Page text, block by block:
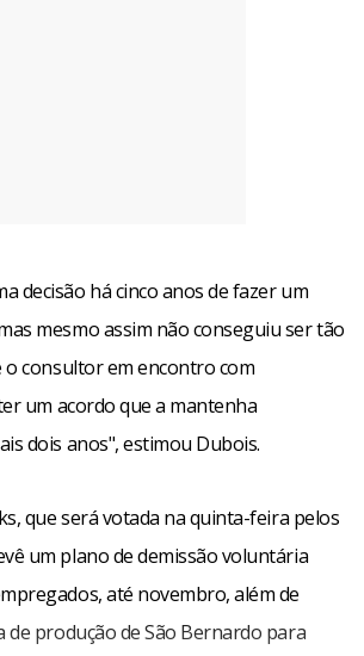
decisão há cinco anos de fazer um
mesmo assim não conseguiu ser tão
o consultor em encontro com
um acordo que a mantenha
dois anos", estimou Dubois.
que será votada na quinta-feira pelos
um plano de demissão voluntária
até novembro, além de
de produção de São Bernardo para